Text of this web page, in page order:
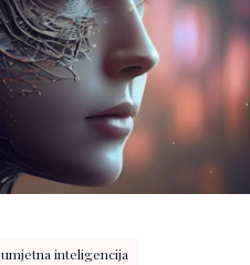
umjetna inteligencija